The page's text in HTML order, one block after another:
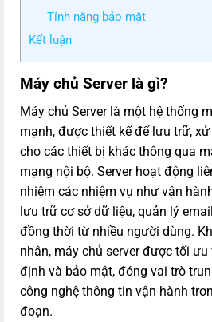
Tính năng bảo mật
Kết luận
Máy chủ Server là gì?
Máy chủ Server là một hệ thống
mạnh, được thiết kế để lưu trữ,
cho các thiết bị khác thông qua
mạng nội bộ. Server hoạt động
nhiệm các nhiệm vụ như vận
lưu trữ cơ sở dữ liệu, quản lý
đồng thời từ nhiều người dùng.
nhân, máy chủ server được tối ưu
định và bảo mật, đóng vai trò
công nghệ thông tin vận hành
đoạn.